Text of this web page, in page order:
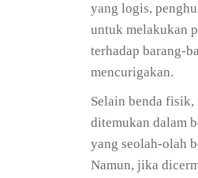
yang logis,
untuk melakukan
terhadap barang-
mencurigakan.
Selain benda
ditemukan dalam
yang seolah-olah
Namun, jika